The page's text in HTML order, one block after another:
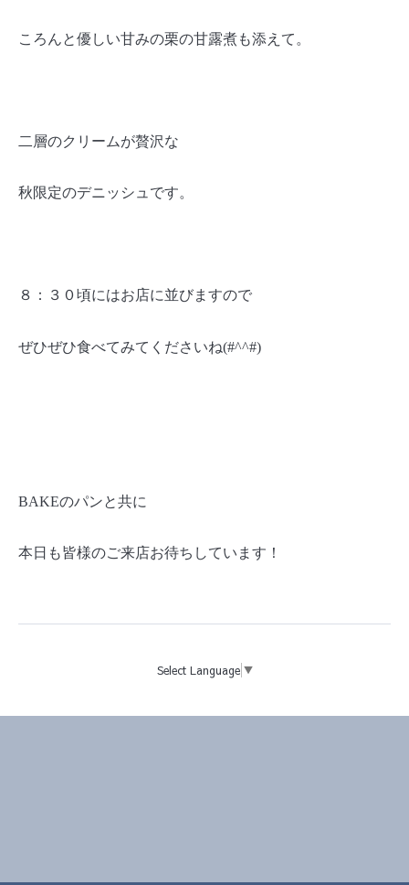
ころんと優しい甘みの栗の甘露煮も添えて。
二層のクリームが贅沢な
秋限定のデニッシュです。
８：３０頃にはお店に並びますので
ぜひぜひ食べてみてくださいね(#^^#)
BAKEのパンと共に
本日も皆様のご来店お待ちしています！
Select Language ▼